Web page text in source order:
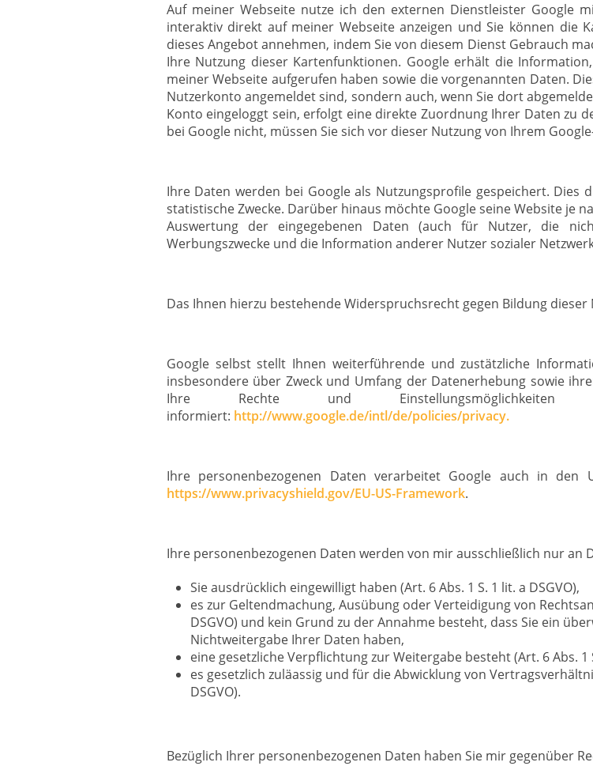
Auf meiner Webseite nutze ich den externen Dienstleister Google
interaktiv direkt auf meiner Webseite anzeigen und Sie können die
dieses Angebot annehmen, indem Sie von diesem Dienst Gebrauch
Ihre Nutzung dieser Kartenfunktionen. Google erhält die
meiner Webseite aufgerufen haben sowie die vorgenannten Daten.
Nutzerkonto angemeldet sind, sondern auch, wenn Sie dort
Konto eingeloggt sein, erfolgt eine direkte Zuordnung Ihrer Daten zu
bei Google nicht, müssen Sie sich vor dieser Nutzung von Ihrem
Ihre Daten werden bei Google als Nutzungsprofile gespeichert.
statistische Zwecke. Darüber hinaus möchte Google seine Website je
Auswertung der eingegebenen Daten (auch für Nutzer, die
Werbungszwecke und die Information anderer Nutzer sozialer
Das Ihnen hierzu bestehende Widerspruchsrecht gegen Bildung
Google selbst stellt Ihnen weiterführende und zustätzliche
insbesondere über Zweck und Umfang der Datenerhebung sowie
Ihre Rechte und
informiert: http://www.google.de/intl/de/policies/privacy.
Ihre personenbezogenen Daten verarbeitet Google auch in den
https://www.privacyshield.gov/EU-US-Framework.
Ihre personenbezogenen Daten werden von mir ausschließlich nur an
Sie ausdrücklich eingewilligt haben (Art. 6 Abs. 1 S. 1 lit. a DSGVO),
es zur Geltendmachung, Ausübung oder Verteidigung von
DSGVO) und kein Grund zu der Annahme besteht, dass Sie ein
Nichtweitergabe Ihrer Daten haben,
eine gesetzliche Verpflichtung zur Weitergabe besteht (Art. 6 Abs. 1
es gesetzlich zuläassig und für die Abwicklung von
DSGVO).
Bezüglich Ihrer personenbezogenen Daten haben Sie mir gegenüber